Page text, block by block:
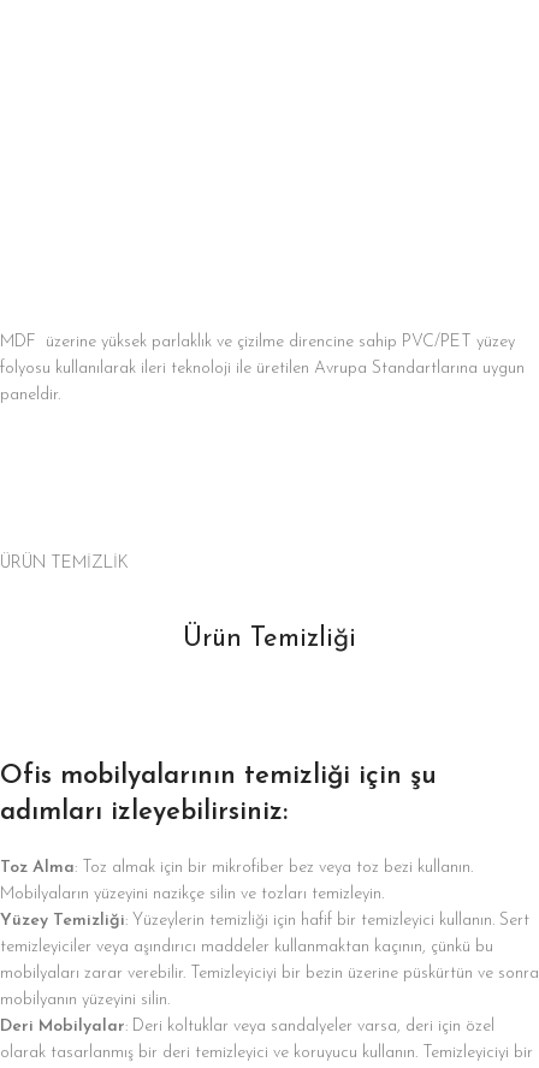
MDF üzerine yüksek parlaklık ve çizilme direncine sahip PVC/PET yüzey
folyosu kullanılarak ileri teknoloji ile üretilen Avrupa Standartlarına uygun
paneldir.
ÜRÜN TEMİZLİK
Ürün Temizliği
Ofis mobilyalarının temizliği için şu
adımları izleyebilirsiniz:
Toz Alma: Toz almak için bir mikrofiber bez veya toz bezi kullanın.
Mobilyaların yüzeyini nazikçe silin ve tozları temizleyin.
Yüzey Temizliği: Yüzeylerin temizliği için hafif bir temizleyici kullanın. Sert
temizleyiciler veya aşındırıcı maddeler kullanmaktan kaçının, çünkü bu
mobilyaları zarar verebilir. Temizleyiciyi bir bezin üzerine püskürtün ve sonra
mobilyanın yüzeyini silin.
Deri Mobilyalar: Deri koltuklar veya sandalyeler varsa, deri için özel
olarak tasarlanmış bir deri temizleyici ve koruyucu kullanın. Temizleyiciyi bir